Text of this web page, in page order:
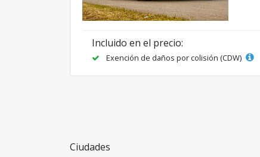
Incluido en el precio:
Exención de daños por colisión (CDW)
Ciudades